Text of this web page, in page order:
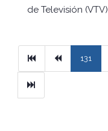
de Televisión (VTV)
PrimeraPrevious
131
Ultimo